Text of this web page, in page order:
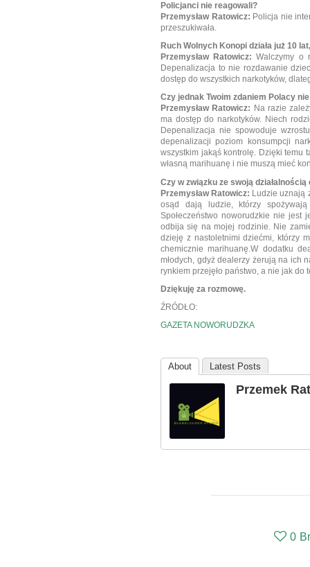
Policjanci nie reagowali?
Przemysław Ratowicz: Policja nie
przeszukiwała.
Ruch Wolnych Konopi działa już 10
Przemysław Ratowicz:Walczymy o
Depenalizacja to nie rozdawanie
dostęp do wszystkich narkotyków,
Czy jednak Twoim zdaniem Polacy
Przemysław Ratowicz: Na razie
ma dostęp do narkotyków. Niech
Depenalizacja nie spowoduje
depenalizacji poziom konsumpcji
wszystkim jakąś kontrolę. Dzięki temu
własną marihuanę i nie muszą mieć
Czy w związku ze swoją
Przemysław Ratowicz: Ludzie uznają
osąd dają ludzie, którzy
Społeczeństwo noworudzkie nie jest
odbija się na mojej rodzinie. Nie
dzieję z nastoletnimi dziećmi, którzy
chemicznie marihuanę.W dodatku
młodych, gdyż dealerzy żerują na ich
rynkiem przejęło państwo, a nie jak do
Dziękuję za rozmowę.
ŹRÓDŁO:
GAZETA NOWORUDZKA
About Latest Posts
Przemek
0